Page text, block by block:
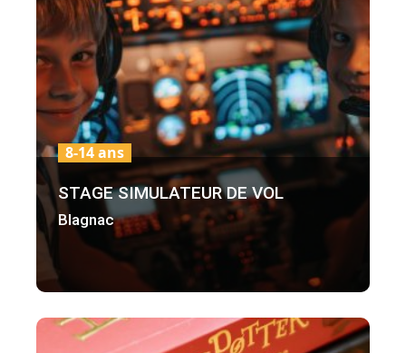
STAGE SIMULATEUR DE VOL
Blagnac
8-14 ans